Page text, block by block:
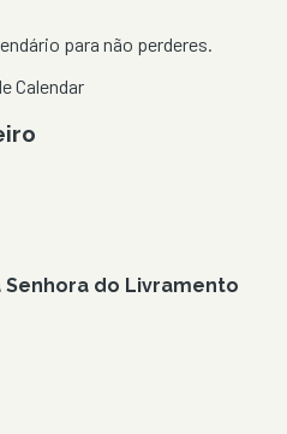
para não perderes.
Calendar
Senhora do Livramento